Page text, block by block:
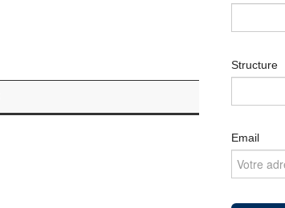
Structure
Email